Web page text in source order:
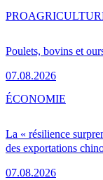
Poulets, bovins et
07.08.2026
PRO
La « résilience
des exportations
07.08.2026
ÉCONOMIE